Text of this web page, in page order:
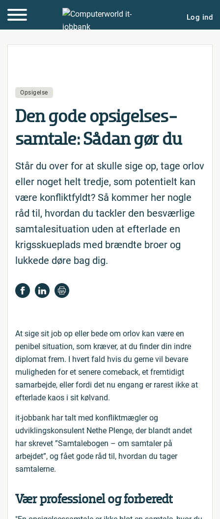
Log ind
Opsigelse
Den gode op­si­gel­ses­
sam­ta­le: Sådan gør du
Står du over for at skulle sige op, tage orlov
eller noget helt tredje, som potentielt kan
være konfliktfyldt? Så kommer her nogle
råd til, hvordan du tackler den besværlige
samtalesituation uden at efterlade en
krigsskueplads med brændte broer og
lukkede døre bag dig.
At sige sit job op eller bede om orlov kan være en
penibel situation, som kræver, at du finder din indre
diplomat frem. I hvert fald hvis du gerne vil bevare
muligheden for et senere comeback, et fremtidigt
samarbejde, eller fordi det nu engang er rarest ikke at
efterlade kaos i sit kølvand.
it-jobbank har talt med konfliktmægler og
udviklingskonsulent Nethe Plenge, der blandt andet
har skrevet ”Samtalebogen – om samtaler på
arbejdet”, og fået gode råd til, hvordan du tager
samtalerne.
Vær professionel og forberedt